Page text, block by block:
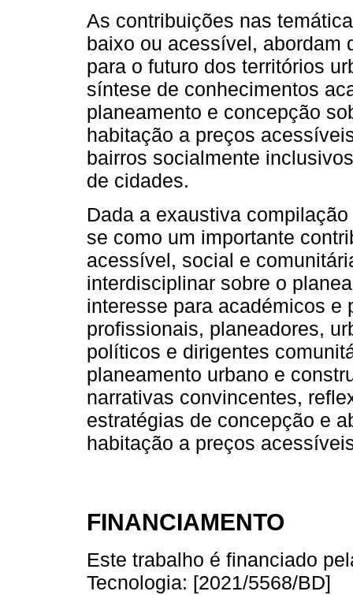
As contribuições nas
baixo ou acessível, abordam
para o futuro dos territórios
síntese de conhecimentos
planeamento e concepção
habitação a preços
bairros socialmente
de cidades.
Dada a exaustiva
se como um importante
acessível, social e
interdisciplinar sobre o
interesse para académicos e
profissionais, planeadores,
políticos e dirigentes
planeamento urbano e
narrativas convincentes,
estratégias de concepção e
habitação a preços
FINANCIAMENTO
Este trabalho é financiado
Tecnologia: [2021/5568/BD]